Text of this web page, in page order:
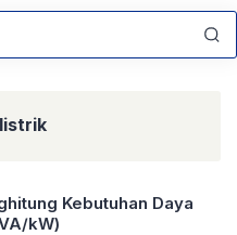
Kebutuhan Daya
kW)